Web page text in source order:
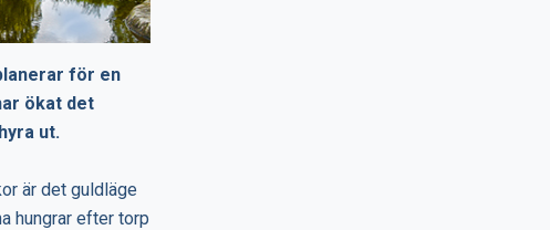
för en
ökat det
ut.
är det guldläge
hungrar efter torp